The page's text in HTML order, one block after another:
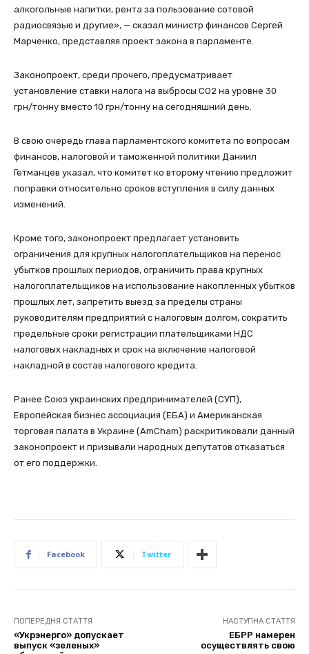
алкогольные напитки, рента за пользование сотовой
радиосвязью и другие», — сказал министр финансов Сергей
Марченко, представляя проект закона в парламенте.
Законопроект, среди прочего, предусматривает
установление ставки налога на выбросы СО2 на уровне 30
грн/тонну вместо 10 грн/тонну на сегодняшний день.
В свою очередь глава парламентского комитета по вопросам
финансов, налоговой и таможенной политики Даниил
Гетманцев указал, что комитет ко второму чтению предложит
поправки относительно сроков вступления в силу данных
изменений.
Кроме того, законопроект предлагает установить
ограничения для крупных налогоплательщиков на перенос
убытков прошлых периодов, ограничить права крупных
налогоплательщиков на использование накопленных убытков
прошлых лет, запретить выезд за пределы страны
руководителям предприятий с налоговым долгом, сократить
предельные сроки регистрации плательщиками НДС
налоговых накладных и срок на включение налоговой
накладной в состав налогового кредита.
Ранее Союз украинских предпринимателей (СУП),
Европейская бизнес ассоциация (ЕБА) и Американская
торговая палата в Украине (AmCham) раскритиковали данный
законопроект и призывали народных депутатов отказаться
от его поддержки.
Facebook Twitter
ПОПЕРЕДНЯ СТАТТЯ
«Укрэнерго» допускает
выпуск «зеленых»
НАСТУПНА СТАТТЯ
ЕБРР намерен
осуществлять свою